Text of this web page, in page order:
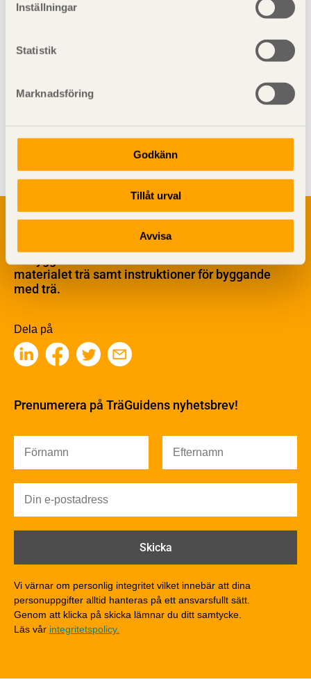
Inställningar
Statistik
Marknadsföring
Godkänn
Tillåt urval
Avvisa
Visa sajtkarta
Om trä
Skogsbruk
Barrträdets uppbyggnad
Träets egenskaper och kvalitet
Träbaserade produkter
Kemisk behandling
Fakta om Limträ
Värmeisolering och lufttäthet
Ljud
Brandsäkerhet
Brandsäkerhet
Brandförlopp i byggnader
Brandklasser för material och konstruktioner
Detaljlösningar
Träytors brandegenskaper
Tekniska byten med sprinkler
Riskvärdering i flervåningsbostadshus
TräGuiden är den digitala handboken för trä och
materialet trä samt instruktioner för byggande
med trä.
Dela på
Prenumerera på TräGuidens nyhetsbrev!
Vi värnar om personlig integritet vilket innebär att dina
personuppgifter alltid hanteras på ett ansvarsfullt sätt.
Genom att klicka på skicka lämnar du ditt samtycke.
Läs vår integritetspolicy.